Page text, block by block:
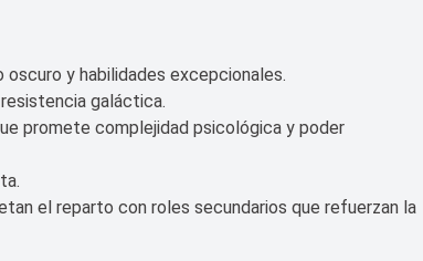
y habilidades excepcionales.
galáctica.
promete complejidad psicológica y poder
el reparto con roles secundarios que refuerzan la